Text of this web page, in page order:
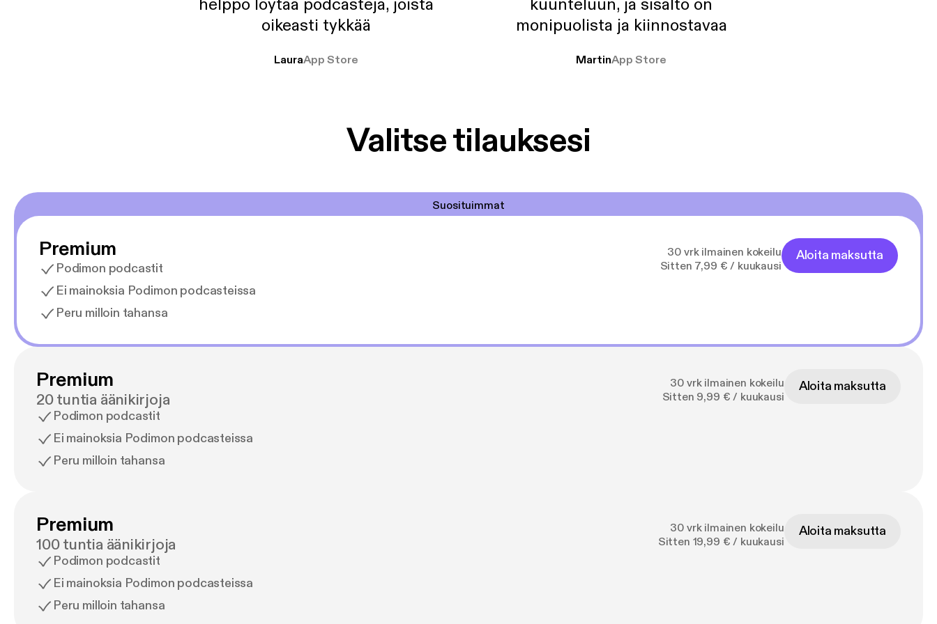
helppo löytää podcasteja, joista
oikeasti tykkää
LauraApp Store
kuunteluun, ja sisältö on
monipuolista ja kiinnostavaa
MartinApp Store
Valitse tilauksesi
Suosituimmat
Premium
Podimon podcastit
Ei mainoksia Podimon podcasteissa
Peru milloin tahansa
30 vrk ilmainen kokeilu
Sitten 7,99 € / kuukausi
Aloita maksutta
Premium
20 tuntia äänikirjoja
Podimon podcastit
Ei mainoksia Podimon podcasteissa
Peru milloin tahansa
30 vrk ilmainen kokeilu
Sitten 9,99 € / kuukausi
Aloita maksutta
Premium
100 tuntia äänikirjoja
Podimon podcastit
Ei mainoksia Podimon podcasteissa
Peru milloin tahansa
30 vrk ilmainen kokeilu
Sitten 19,99 € / kuukausi
Aloita maksutta